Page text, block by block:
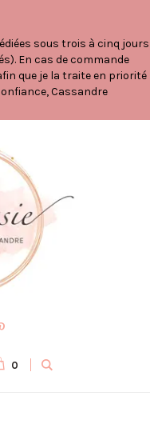
sous trois à cinq jours
En cas de commande
que je la traite en priorité
Cassandre
0